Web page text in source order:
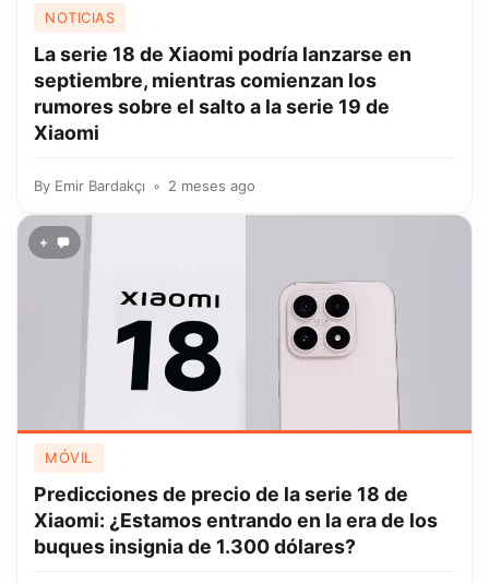
NOTICIAS
La serie 18 de Xiaomi podría lanzarse en
septiembre, mientras comienzan los
rumores sobre el salto a la serie 19 de
Xiaomi
By Emir Bardakçı 2 meses ago
+
MÓVIL
Predicciones de precio de la serie 18 de
Xiaomi: ¿Estamos entrando en la era de los
buques insignia de 1.300 dólares?